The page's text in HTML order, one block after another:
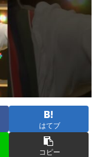
はてブ
コピー